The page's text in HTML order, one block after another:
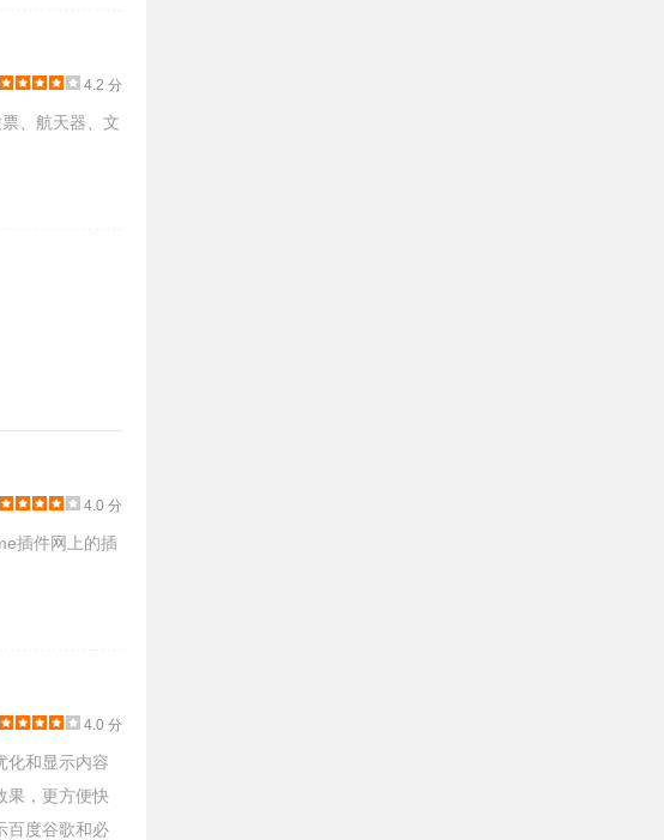
4.2 分
、航天器、文
4.0 分
插件网上的插
4.0 分
化和显示内容
果，更方便快
百度谷歌和必